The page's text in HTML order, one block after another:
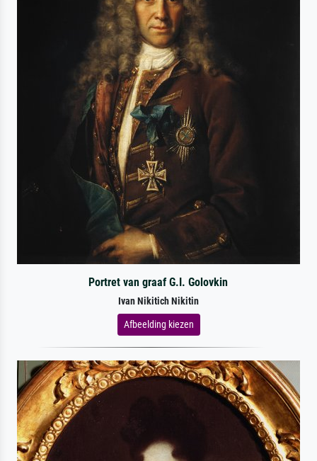
Portret van graaf G.I. Golovkin
Ivan Nikitich Nikitin
Afbeelding kiezen